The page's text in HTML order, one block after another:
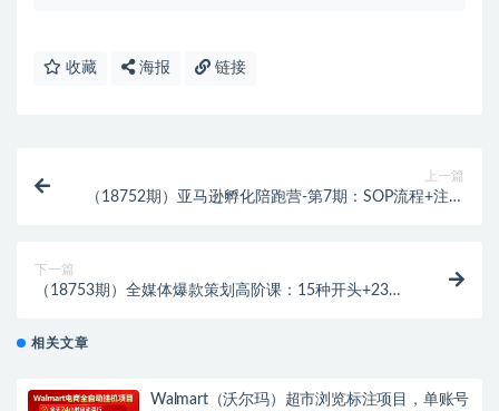
收藏 海报 链接
上一篇
（18752期）亚马逊孵化陪跑营-第7期：SOP流程+注册
下一篇
（18753期）全媒体爆款策划高阶课：15种开头+23套
相关文章
Walmart（沃尔玛）超市浏览标注项目，单账号